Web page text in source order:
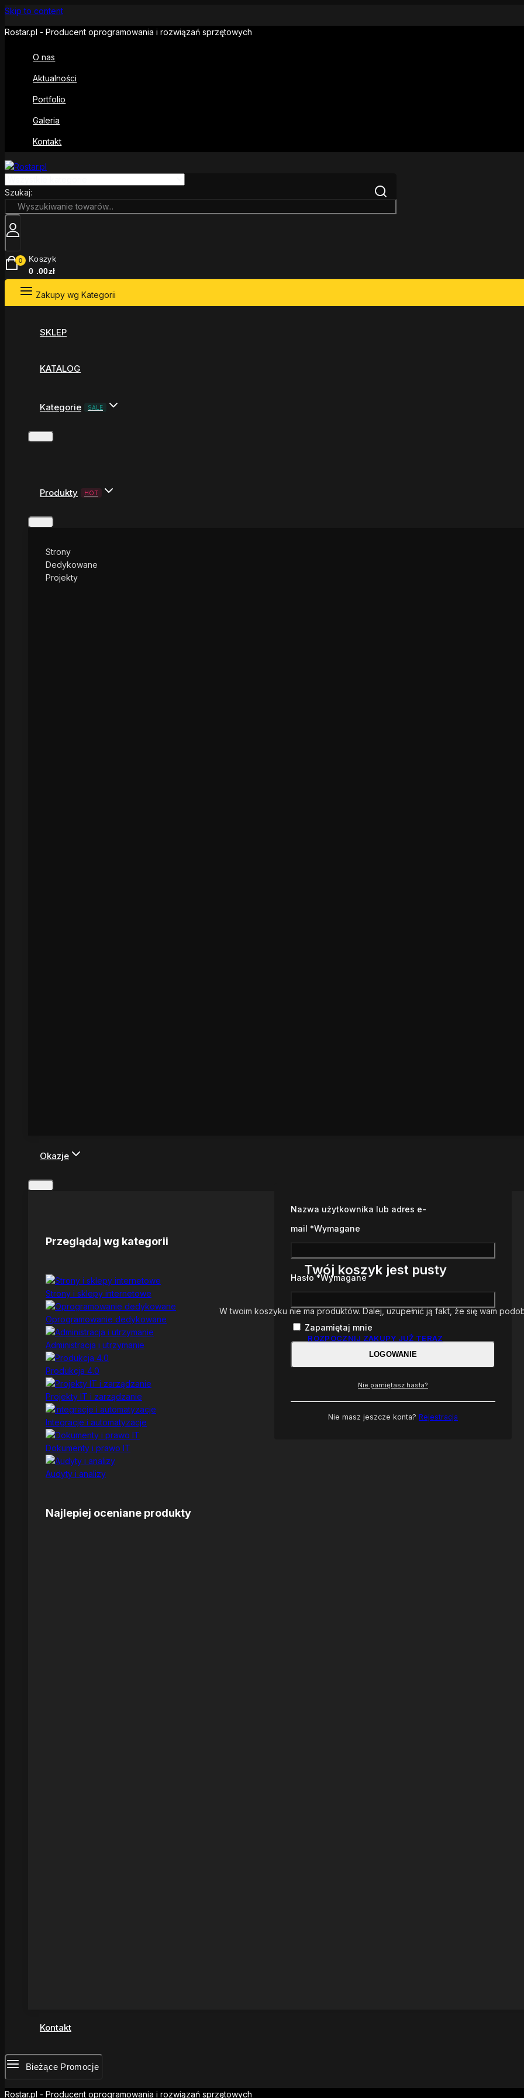
Skip to content
Rostar.pl - Producent oprogramowania i rozwiązań sprzętowych
O nas
Aktualności
Portfolio
Galeria
Kontakt
Szukaj:
0
Koszyk
0 .00zł
Zakupy wg Kategorii
SKLEP
KATALOG
Kategorie SALE
Produkty HOT
Strony
Dedykowane
Projekty
Okazje
Przeglądaj wg kategorii
Strony i sklepy internetowe
Oprogramowanie dedykowane
Administracja i utrzymanie
Produkcja 4.0
Projekty IT i zarządzanie
Integracje i automatyzacje
Dokumenty i prawo IT
Audyty i analizy
Najlepiej oceniane produkty
Kontakt
Bieżące Promocje
Rostar.pl - Producent oprogramowania i rozwiązań sprzętowych
Nazwa użytkownika lub adres e-
mail *Wymagane
Hasło*Wymagane
Zapamiętaj mnie
LOGOWANIE
Nie pamiętasz hasła?
Nie masz jeszcze konta? Rejestracja
Twój koszyk jest pusty
W twoim koszyku nie ma produktów. Dalej, uzupełnić ją fakt, że się wam
ROZPOCZNIJ ZAKUPY JUŻ TERAZ